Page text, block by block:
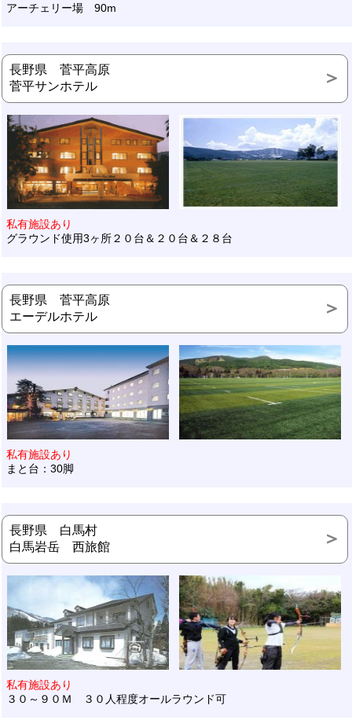
アーチェリー場 90m
長野県 菅平高原
菅平サンホテル
私有施設あり
グラウンド使用3ヶ所２０台＆２０台＆２８台
長野県 菅平高原
エーデルホテル
私有施設あり
まと台：30脚
長野県 白馬村
白馬岩岳 西旅館
私有施設あり
３０～９０Ｍ ３０人程度オールラウンド可